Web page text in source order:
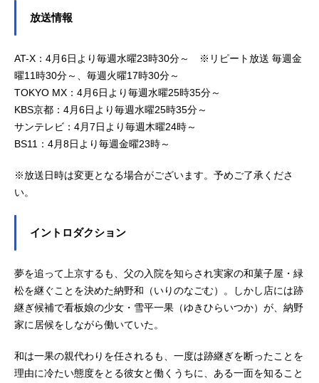
放送情報
AT-X：4月6日より毎週水曜23時30分～ ※リピート放送 毎週金
曜11時30分～、毎週火曜17時30分～
TOKYO MX：4月6日より毎週水曜25時35分～
KBS京都：4月6日より毎週水曜25時35分～
サンテレビ：4月7日より毎週木曜24時～
BS11：4月8日より毎週金曜23時～
※放送日時は変更となる場合がございます。予めご了承くださ
い。
イントロダクション
夢を追って上京するも、父の入院を知らされ実家の和菓子屋・緑
松を継ぐことを決めた納野和（いりのなごむ）。しかし店には跡
継ぎ候補で看板娘の少女・雪平一果（ゆきひらいつか）が、納野
家に居候をしながら働いていた。
和は一果の親代わりを任されるも、一度は跡継ぎを断ったことを
理由に冷たい態度をとる彼女と働くうちに、ある一面を知ること